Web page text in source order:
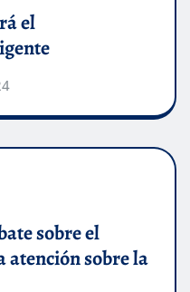
el
sobre el
sobre la